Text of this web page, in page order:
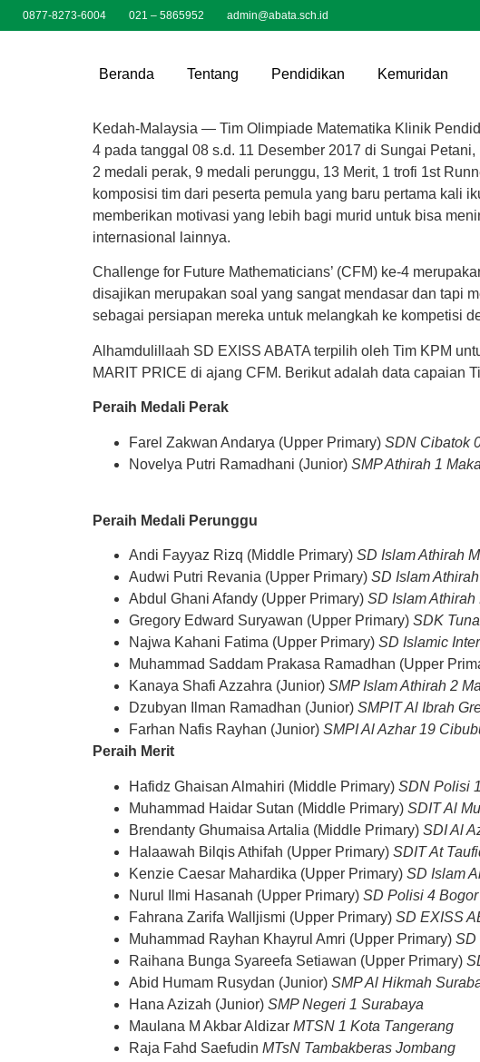
0877-8273-6004 021 – 5865952 admin@abata.sch.id
Beranda Tentang Pendidikan Kemuridan
Kedah-Malaysia — Tim Olimpiade Matematika Klinik
4 pada tanggal 08 s.d. 11 Desember 2017 di Sungai
2 medali perak, 9 medali perunggu, 13 Merit, 1 trofi 1st
komposisi tim dari peserta pemula yang baru pertama kali
memberikan motivasi yang lebih bagi murid untuk bisa
internasional lainnya.
Challenge for Future Mathematicians’ (CFM) ke-4
disajikan merupakan soal yang sangat mendasar dan tapi
sebagai persiapan mereka untuk melangkah ke kompetisi
Alhamdulillaah SD EXISS ABATA terpilih oleh Tim KPM
MARIT PRICE di ajang CFM. Berikut adalah data capaian
Peraih Medali Perak
Farel Zakwan Andarya (Upper Primary) SDN Cibatok
Novelya Putri Ramadhani (Junior) SMP Athirah 1
Peraih Medali Perunggu
Andi Fayyaz Rizq (Middle Primary) SD Islam Athirah
Audwi Putri Revania (Upper Primary) SD Islam
Abdul Ghani Afandy (Upper Primary) SD Islam Athirah
Gregory Edward Suryawan (Upper Primary) SDK
Najwa Kahani Fatima (Upper Primary) SD Islamic
Muhammad Saddam Prakasa Ramadhan (Upper
Kanaya Shafi Azzahra (Junior) SMP Islam Athirah 2
Dzubyan Ilman Ramadhan (Junior) SMPIT Al Ibrah
Farhan Nafis Rayhan (Junior) SMPI Al Azhar 19
Peraih Merit
Hafidz Ghaisan Almahiri (Middle Primary) SDN Polisi
Muhammad Haidar Sutan (Middle Primary) SDIT Al
Brendanty Ghumaisa Artalia (Middle Primary) SDI Al
Halaawah Bilqis Athifah (Upper Primary) SDIT At
Kenzie Caesar Mahardika (Upper Primary) SD Islam
Nurul Ilmi Hasanah (Upper Primary) SD Polisi 4 Bogor
Fahrana Zarifa Walljismi (Upper Primary) SD EXISS
Muhammad Rayhan Khayrul Amri (Upper Primary) SD
Raihana Bunga Syareefa Setiawan (Upper Primary)
Abid Humam Rusydan (Junior) SMP Al Hikmah
Hana Azizah (Junior) SMP Negeri 1 Surabaya
Maulana M Akbar Aldizar MTSN 1 Kota Tangerang
Raja Fahd Saefudin MTsN Tambakberas Jombang